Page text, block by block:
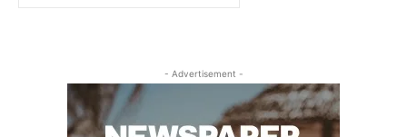
- Advertisement -